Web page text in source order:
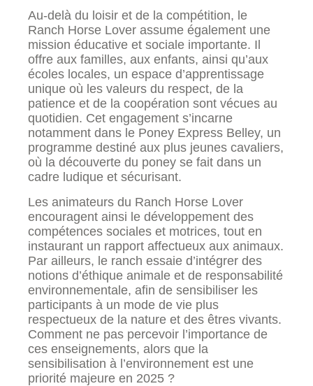
Au-delà du loisir et de la compétition, le
Ranch Horse Lover assume également une
mission éducative et sociale importante. Il
offre aux familles, aux enfants, ainsi qu’aux
écoles locales, un espace d’apprentissage
unique où les valeurs du respect, de la
patience et de la coopération sont vécues au
quotidien. Cet engagement s’incarne
notamment dans le Poney Express Belley, un
programme destiné aux plus jeunes cavaliers,
où la découverte du poney se fait dans un
cadre ludique et sécurisant.
Les animateurs du Ranch Horse Lover
encouragent ainsi le développement des
compétences sociales et motrices, tout en
instaurant un rapport affectueux aux animaux.
Par ailleurs, le ranch essaie d’intégrer des
notions d’éthique animale et de responsabilité
environnementale, afin de sensibiliser les
participants à un mode de vie plus
respectueux de la nature et des êtres vivants.
Comment ne pas percevoir l’importance de
ces enseignements, alors que la
sensibilisation à l’environnement est une
priorité majeure en 2025 ?